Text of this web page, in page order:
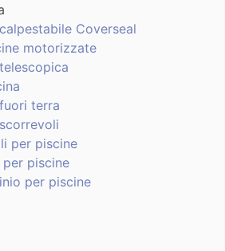
Coverseal
motorizzate
terra
per piscine
piscine
per piscine